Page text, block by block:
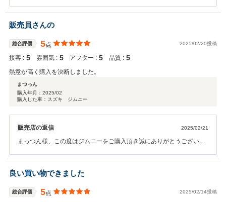
いただきまして、社員一同心から感謝しております。何かお困りの際
はぜひお気軽にお立ち寄りください。今後とも、どうぞ宜しくお願い
致します。
販売員さんの
総合評価 5点 2025/02/20投稿
接客 : 5 雰囲気 : 5 アフター : 5 品質 : 5
熱意が高く購入を決断しました。
まつっん
購入年月： 2025/02
購入した車：スズキ ジムニー
販売店の返信 2025/02/21
まっつん様、この度はジムニーをご購入頂き誠にありがとうございま
対応を続けて参りますので、点検、車検にと末永いお付き合いよろし
くお願いいたします！
良い買い物できました
総合評価 5点 2025/02/14投稿